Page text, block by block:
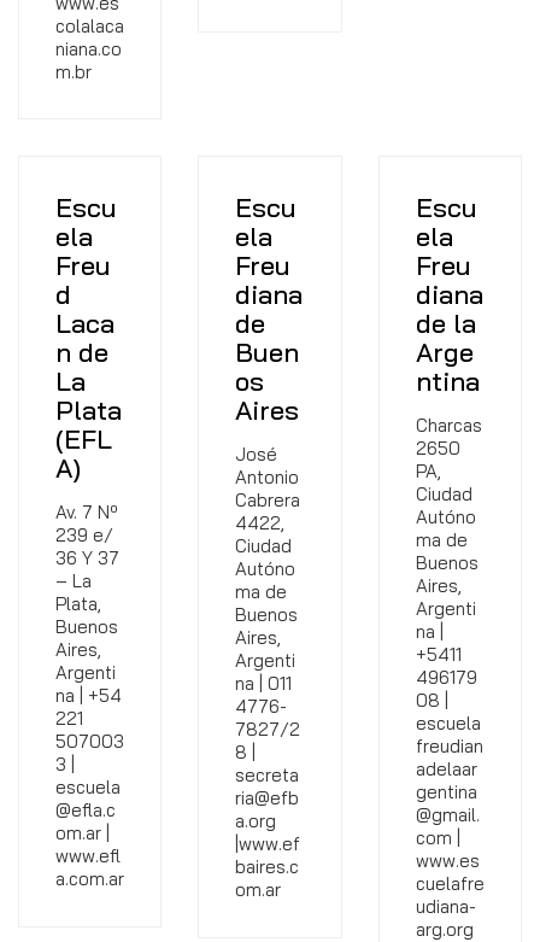
colalaca
niana.co
m.br
Escu
ela
Freu
d
Laca
n de
La
Plata
(EFL
A)
Av. 7 Nº
239 e/
36 Y 37
– La
Plata,
Buenos
Aires,
Argenti
na | +54
221
507003
3 |
escuela
@efla.c
om.ar |
www.efl
a.com.ar
Escu
ela
Freu
diana
de
Buen
os
Aires
José
Antonio
Cabrera
4422,
Ciudad
Autóno
ma de
Buenos
Aires,
Argenti
na | 011
4776-
7827/2
8 |
secreta
ria@efb
a.org
|www.ef
baires.c
om.ar
Escu
ela
Freu
diana
de la
Arge
ntina
Charcas
2650
PA,
Ciudad
Autóno
ma de
Buenos
Aires,
Argenti
na |
+5411
496179
08 |
escuela
freudian
adelaar
gentina
@gmail.
com |
www.es
cuelafre
udiana-
arg.org